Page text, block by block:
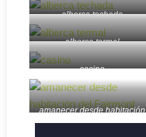
alberca techada
alberca termal
casino
amanecer desde habitación
del Fairmont